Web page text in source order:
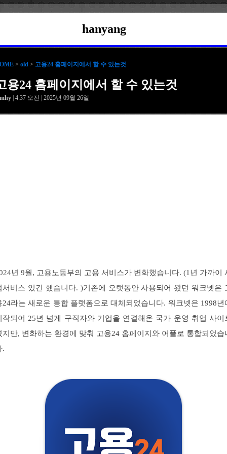
hanyang
> old > 고용24 홈페이지에서 할 수 있는것
용24 홈페이지에서 할 수 있는것
| 4:37 오전 | 2025년 09월 26일
년 9월, 고용노동부의 고용 서비스가 변화했습니다. (1년 가까이
서비스 있긴 했습니다. )기존에 오랫동안 사용되어 왔던 워크넷은
24라는 새로운 통합 플랫폼으로 대체되었습니다. 워크넷은 1998년
작되어 25년 넘게 구직자와 기업을 연결해온 국가 운영 취업 사이
지만, 변화하는 환경에 맞춰 고용24 홈페이지와 어플로 통합되었습
.